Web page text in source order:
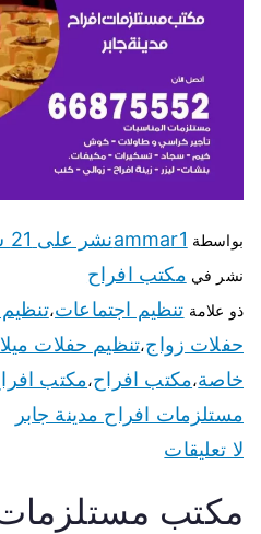
بواسطة ammar1نشر على 21 سبتمبر، 2020
نشر في مكتب افراح
ذو علامة تنظيم اجتماعات،
حفلات زواج،تنظيم حفلات
خاصة،مكتب افراح،مكتب
مستلزمات افراح مدينة جابر
لا تعليقات
مكتب مستلزمات